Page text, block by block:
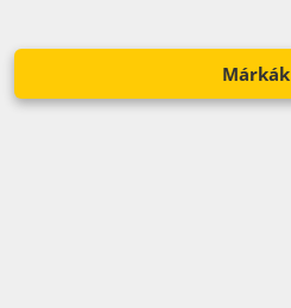
Márkák